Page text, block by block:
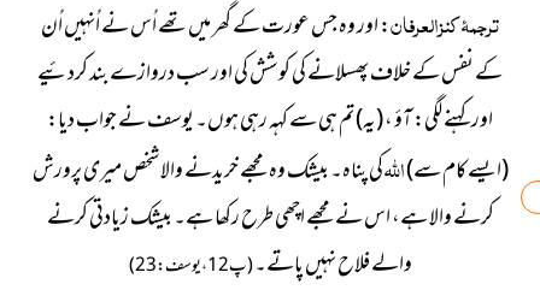
ترجمۂ کنزالعرفان:اور وہ جس عورتکے گھر میں تھے اُس نے اُنہیں اُن
کے نفس کے خلاف پھسلانے کی کوشش کی اور سب دروازے بند کردئیے
اور کہنے لگی: آؤ ، (یہ) تم ہی سے کہہ رہی ہوں۔ یوسف نے جواب دیا:
(ایسے کام سے)اللہکی پناہ۔ بیشک وہ مجھے خریدنے والا شخص میری پرورش
کرنے والا ہے، اس نے مجھے اچھی طرح رکھا ہے۔ بیشک زیادتی کرنے
والے فلاح نہیں پاتے۔(پ12،یوسف:23)